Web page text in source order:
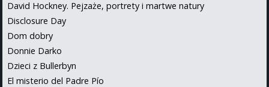
David Hockney. Pejzaże, portrety i martwe natury
Disclosure Day
Dom dobry
Donnie Darko
Dzieci z Bullerbyn
El misterio del Padre Pío